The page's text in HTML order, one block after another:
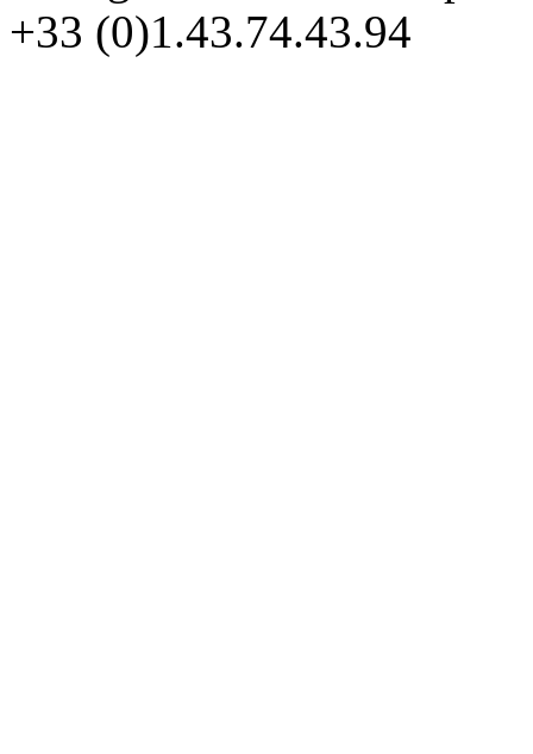
+33 (0)1.43.74.43.94